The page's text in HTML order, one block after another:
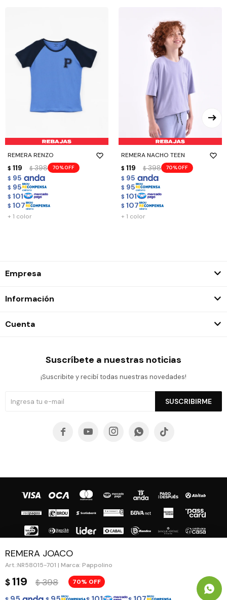
REMERA JOACO
NR58015-701 | Marca: Pappolino
$119 $ 398 70
REMERA RENZO
$ 119 $ 398 70
$ 95
$ 95
$ 101
$ 107
+ 1 color
REMERA NACHO TEEN
$ 119 $ 398 70
$ 95
$ 95
$ 101
$ 107
+ 1 color
Empresa
Información
Cuenta
Suscríbete a nuestras noticias
¡Suscribite y recibí todas nuestras novedades!
SUSCRIBIRME
    